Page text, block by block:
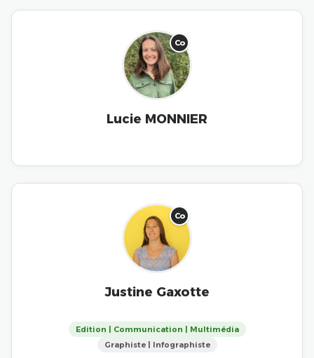
Co
Lucie MONNIER
Co
Justine Gaxotte
Edition | Communication | Multimédia
Graphiste | Infographiste